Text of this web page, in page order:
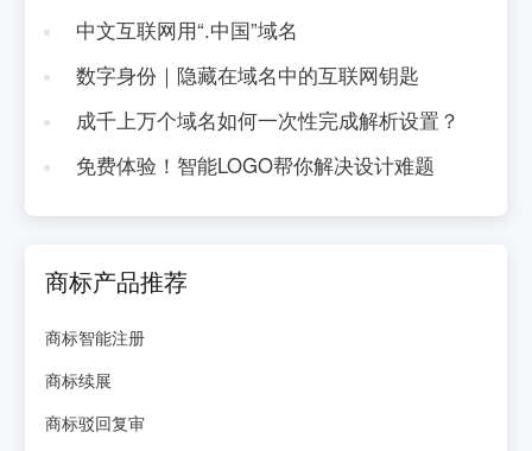
中文互联网用“.中国”域名
数字身份｜隐藏在域名中的互联网钥匙
成千上万个域名如何一次性完成解析设置？
免费体验！智能LOGO帮你解决设计难题
商标产品推荐
商标智能注册
商标续展
商标驳回复审